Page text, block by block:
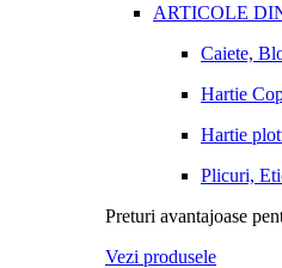
ARTICOLE
Caiete,
Hartie
Hartie
Plicuri,
Preturi avantajoase
Vezi produsele